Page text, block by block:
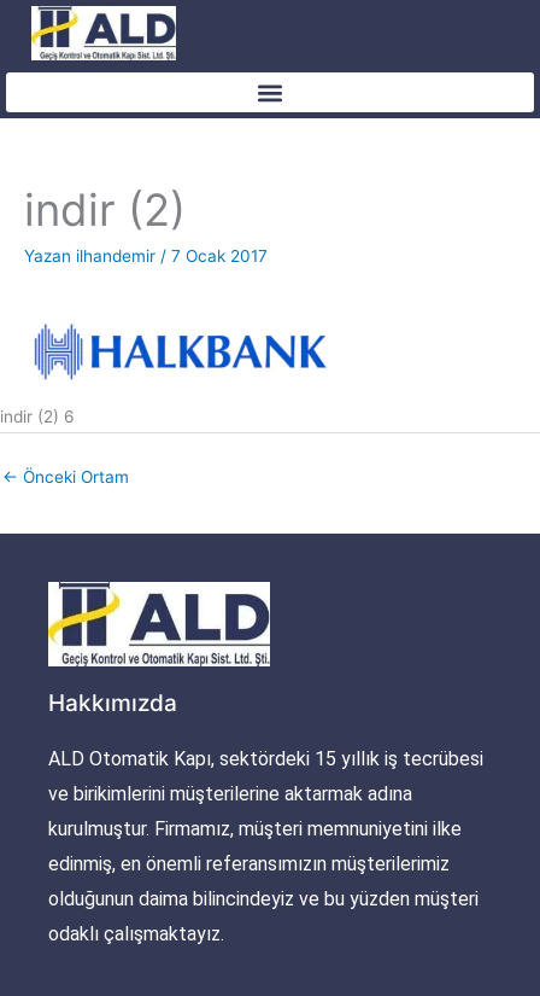
İçeriğe
indir (2)
Yazan ilhandemir / 7 Ocak 2017
indir (2) 6
← Önceki Ortam
Hakkımızda
ALD Otomatik Kapı, sektördeki 15 yıllık iş tecrübesi
ve birikimlerini müşterilerine aktarmak adına
kurulmuştur. Firmamız, müşteri memnuniyetini ilke
edinmiş, en önemli referansımızın müşterilerimiz
olduğunun daima bilincindeyiz ve bu yüzden müşteri
odaklı çalışmaktayız.